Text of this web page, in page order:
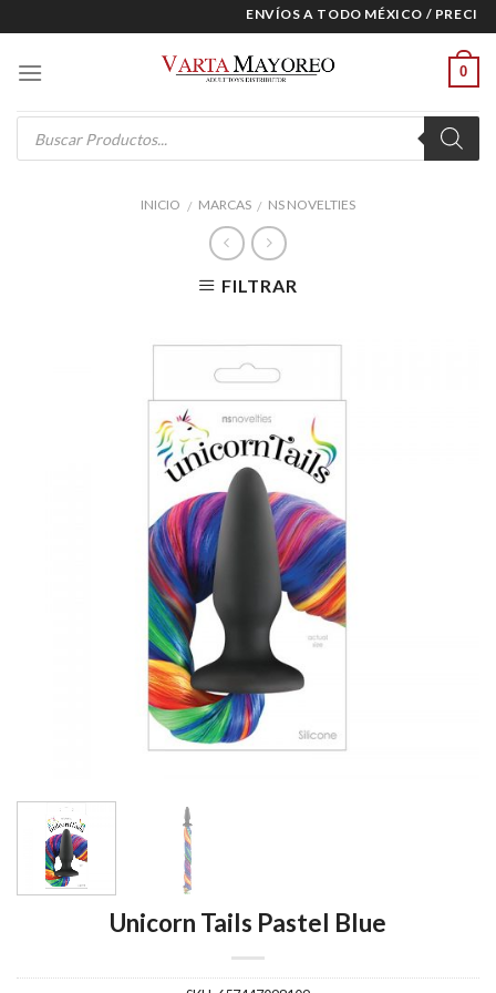
to
content
ENVÍOS A TODO MÉXICO / PRECIOS
0
Products
search
INICIO / MARCAS / NS NOVELTIES
FILTRAR
Unicorn Tails Pastel Blue